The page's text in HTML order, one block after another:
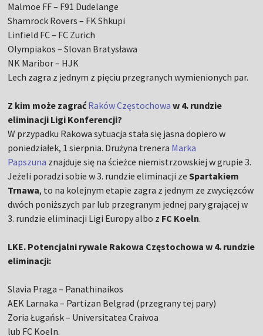
Malmoe FF – F91 Dudelange
Shamrock Rovers – FK Shkupi
Linfield FC – FC Zurich
Olympiakos – Slovan Bratysława
NK Maribor – HJK
Lech zagra z jednym z pięciu przegranych wymienionych par.
Z kim może zagraćRaków Częstochowa w 4. rundzie
eliminacji Ligi Konferencji?
W przypadku Rakowa sytuacja stała się jasna dopiero w
poniedziałek, 1 sierpnia. Drużyna trenera Marka
Papszuna znajduje się na ścieżce niemistrzowskiej w grupie 3.
Jeżeli poradzi sobie w 3. rundzie eliminacji zeSpartakiem
Trnawa, to na kolejnym etapie zagra z jednym ze zwycięzców
dwóch poniższych par lub przegranym jednej pary grającej w
3. rundzie eliminacji Ligi Europy albo z FC Koeln.
LKE. Potencjalni rywale Rakowa Częstochowa w 4. rundzie
eliminacji:
Slavia Praga – Panathinaikos
AEK Larnaka – Partizan Belgrad (przegrany tej pary)
Zoria Ługańsk – Universitatea Craivoa
lub FC Koeln.